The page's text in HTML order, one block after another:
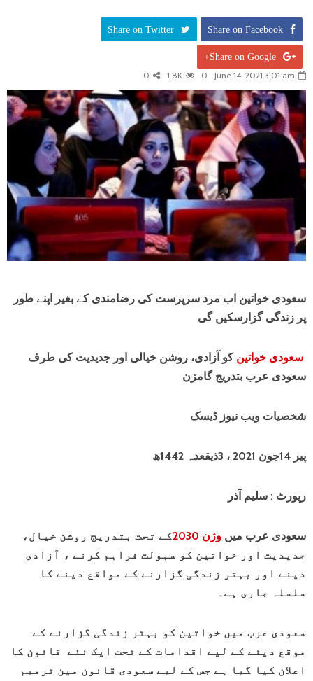
Share on Facebook
Share on Twitter
Share on Google+
June 14, 2021 3:01 am
0
1.8K
0
سعودی خواتین اب مرد سرپرست کی رضامندی کے بغیر اپنے طور
پر زندگی گزارسکیں گی
سعودی خواتین کو آزادی، روشن خیالی اور جدیدیت کی طرف
سعودی عرب بتدریج گامزن
شخصیات ویب نیوز ڈیسک
پیر 14جون 2021 ، 3ذیقعدہ 1442ھ
رپورٹ : سلیم آذر
سعودی عرب میں وژن 2030
کے تحت بتدریج روشن خیال،
جدیدیت اور خواتین کو سہولت فراہم کرنے ، آزادی
دینے اور بہتر زندگی گزارنے کے مواقع دینے کا
سلسلہ جاری ہے۔
سعودی عرب میں خواتین کو بہتر زندگی گزارنے کے
موقع دینے کے لیے اقدامات کے تحت ایک نئے قانون کا
اعلان کیا گیا ہے جس کے لیے سعودی قانون مین ترمیم